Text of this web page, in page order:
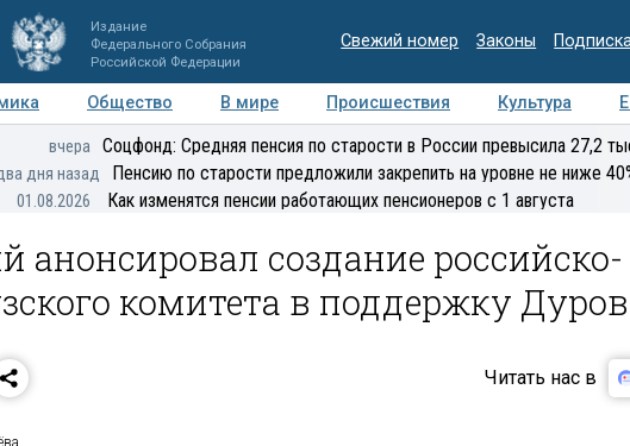
Издание
Федерального Собрания
Российской Федерации
Свежий номер Законы
Общество В мире Происшествия Культура
Мнения Регионы Медиацентр Интервью
вчера Соцфонд: Средняя пенсия по старости в России превысила 27,2
дня назад Пенсию по старости предложили закрепить на уровне не ниже
01.08.2026 Как изменятся пенсии работающих пенсионеров с 1 августа
анонсировал создание российско-
комитета в поддержку
Читать нас в